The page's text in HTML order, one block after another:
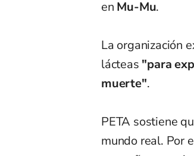
en Mu-Mu.
La organización
lácteas "para
muerte".
PETA sostiene
mundo real. Por